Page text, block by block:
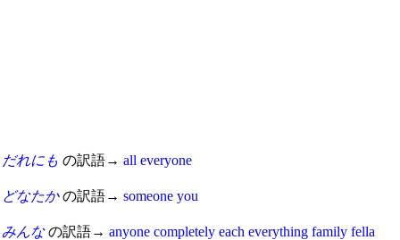
だれにも の訳語→ all everyone
どなたかの訳語→ someone you
みんなの訳語→ anyone completely each everything family fella